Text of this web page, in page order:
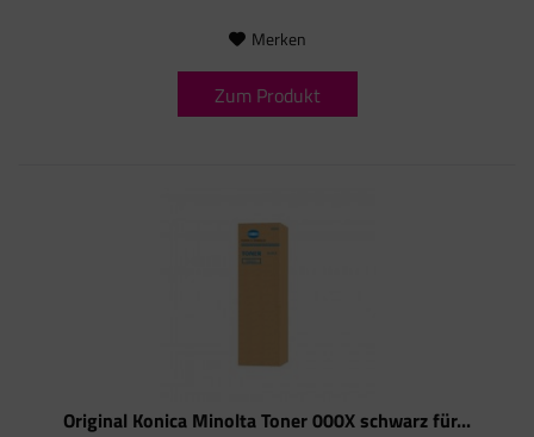
Merken
Zum Produkt
Original Konica Minolta Toner 000X schwarz für...